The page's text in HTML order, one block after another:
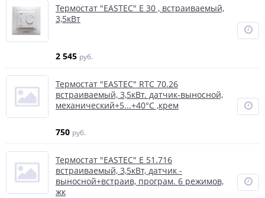
Термостат "EASTEC" Е 30 , встраиваемый,
3,5кВт
2 545 руб.
Термостат "EASTEC" RTC 70.26
встраиваемый, 3,5кВт. датчик-выносной,
механический+5...+40°С ,крем
750 руб.
Термостат "EASTEC" E 51.716
встраиваемый, 3,5кВт, датчик -
выносной+встраив, програм. 6 режимов,
жк